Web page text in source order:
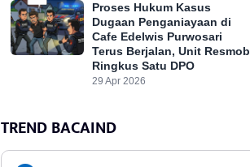
Proses Hukum Kasus
Dugaan Penganiayaan di
Cafe Edelwis Purwosari
Terus Berjalan, Unit Resmob
Ringkus Satu DPO
29 Apr 2026
TREND BACAIND